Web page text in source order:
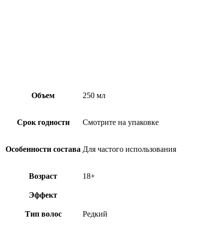
Объем 250 мл
Срок годности Смотрите на упаковке
Особенности состава Для частого использования
Возраст 18+
Эффект
Тип волос Редкий